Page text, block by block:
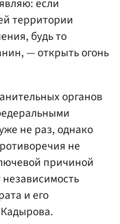
если
территории
будь то
— открыть огонь
органов
не раз, однако
не
причиной
и его